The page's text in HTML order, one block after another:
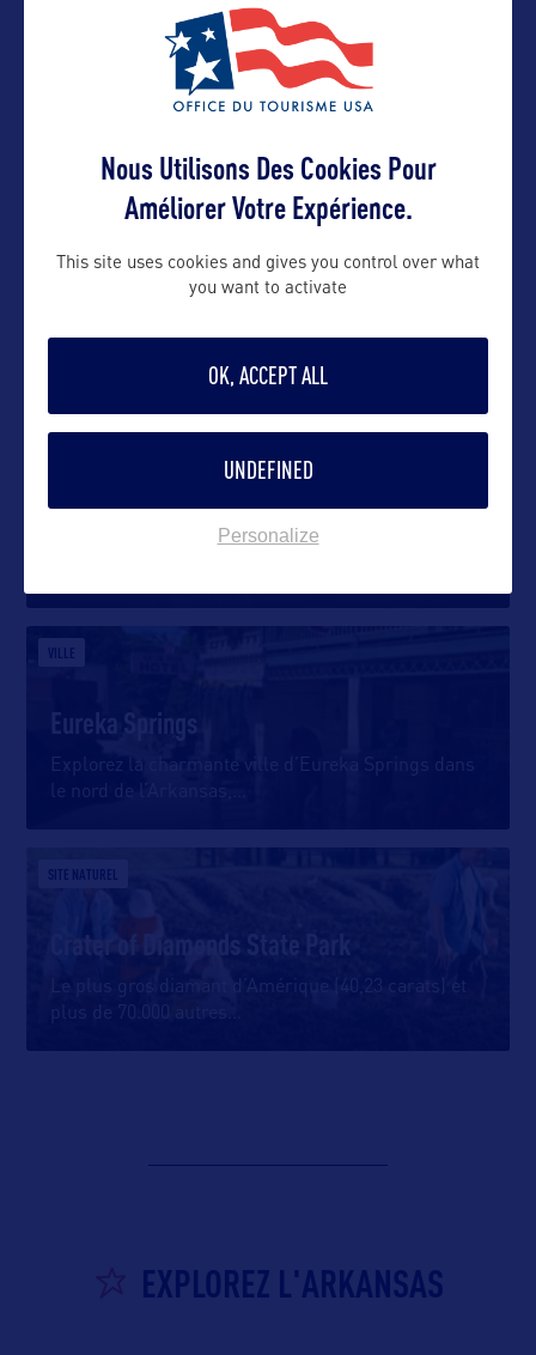
VOIR LE SITE
DANS LA MÊME CATEGORIE
SITE NATUREL
Hot Springs National Park
Dans la vallée des montagnes Ouachita, Hot
VILLE
Eureka Springs
Explorez la charmante ville d’Eureka Springs dans
le nord de l’Arkansas,
SITE NATUREL
Crater of Diamonds State Park
Le plus gros diamant d’Amérique (40,23 carats) et
plus de 70.000 autres
EXPLOREZ L'ARKANSAS
Nous Utilisons Des Cookies Pour
Améliorer Votre Expérience.
This site uses cookies and gives you control over what
you want to activate
OK, ACCEPT ALL
UNDEFINED
Personalize